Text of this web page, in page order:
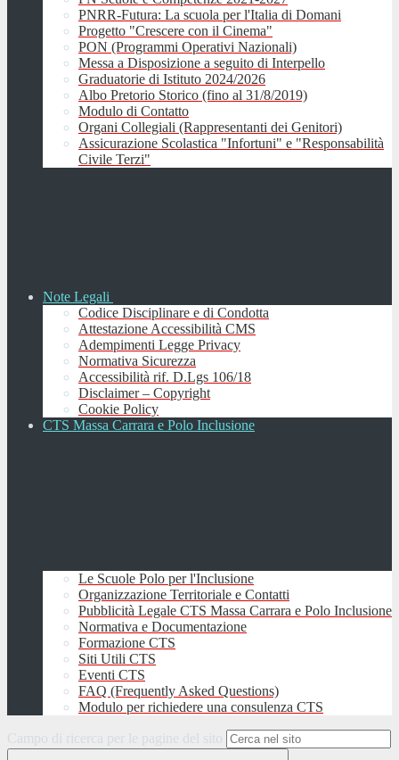
PNRR-Futura: La scuola per l'Italia di Domani
Progetto "Crescere con il Cinema"
PON (Programmi Operativi Nazionali)
Messa a Disposizione a seguito di Interpello
Graduatorie di Istituto 2024/2026
Albo Pretorio Storico (fino al 31/8/2019)
Modulo di Contatto
Organi Collegiali (Rappresentanti dei Genitori)
Assicurazione Scolastica "Infortuni" e "Responsabilità
Civile Terzi"
Note Legali
Codice Disciplinare e di Condotta
Attestazione Accessibilità CMS
Adempimenti Legge Privacy
Normativa Sicurezza
Accessibilità rif. D.Lgs 106/18
Disclaimer – Copyright
Cookie Policy
CTS Massa Carrara e Polo Inclusione
Le Scuole Polo per l'Inclusione
Organizzazione Territoriale e Contatti
Pubblicità Legale CTS Massa Carrara e Polo Inclusione
Normativa e Documentazione
Formazione CTS
Siti Utili CTS
Eventi CTS
FAQ (Frequently Asked Questions)
Modulo per richiedere una consulenza CTS
Campo di ricerca per le pagine del sito